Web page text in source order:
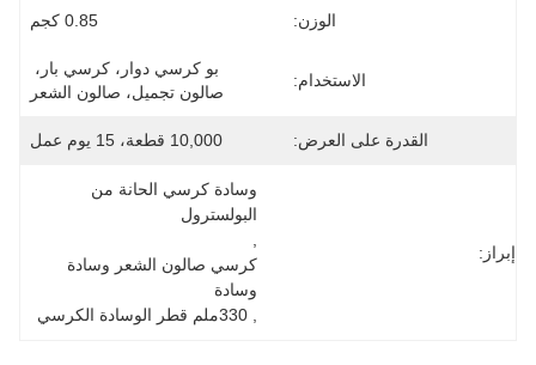
الوزن: 0.85 كجم
الاستخدام:
صالون تجميل، صالون الشعر
القدرة على العرض: 10,000 قطعة، 15 يوم عمل
إبراز:
البولسترول
وسادة
330ملم قطر الوسادة الكرسي